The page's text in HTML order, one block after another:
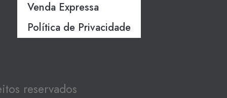
Venda Expressa
Política de Privacidade
reservados